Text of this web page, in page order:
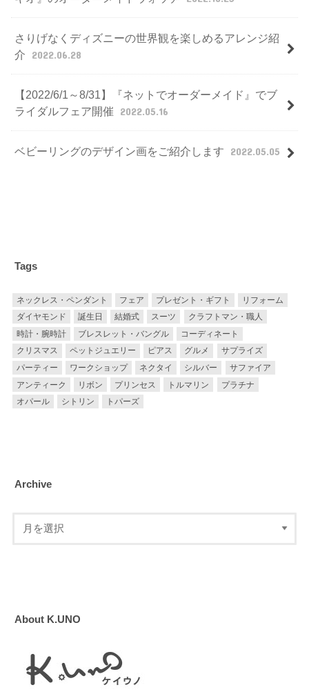
さりげなくディズニーの世界観を楽しめるアレンジ紹
介
2022.06.28
【2022/6/1～8/31】『ネットでオーダーメイド』でブ
ライダルフェア開催
2022.05.16
ベビーリングのデザイン画をご紹介します 2022.05.05
Tags
ネックレス・ペンダント フェア プレゼント・ギフト
リフォーム
ダイヤモンド
誕生日 結婚式 スーツ
クラフトマン・職人
時計・腕時計
ブレスレット・バングル
コーディネート
クリスマス
ペットジュエリー ピアス グルメ
サプライズ
パーティー
ワークショップ ネクタイ シルバー
サファイア
アンティーク
リボン プリンセス トルマリン
プラチナ
オパール
シトリン トパーズ
Archive
About K.UNO